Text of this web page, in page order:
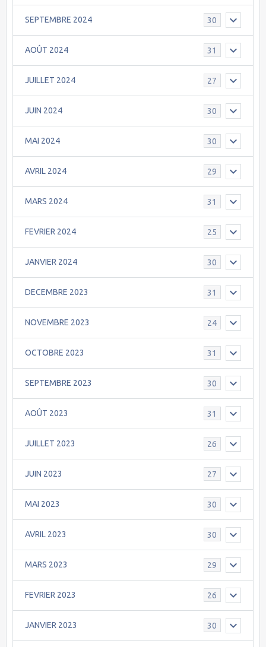
SEPTEMBRE 2024 30
AOÛT 2024 31
JUILLET 2024 27
JUIN 2024 30
MAI 2024 30
AVRIL 2024 29
MARS 2024 31
FEVRIER 2024 25
JANVIER 2024 30
DECEMBRE 2023 31
NOVEMBRE 2023 24
OCTOBRE 2023 31
SEPTEMBRE 2023 30
AOÛT 2023 31
JUILLET 2023 26
JUIN 2023 27
MAI 2023 30
AVRIL 2023 30
MARS 2023 29
FEVRIER 2023 26
JANVIER 2023 30